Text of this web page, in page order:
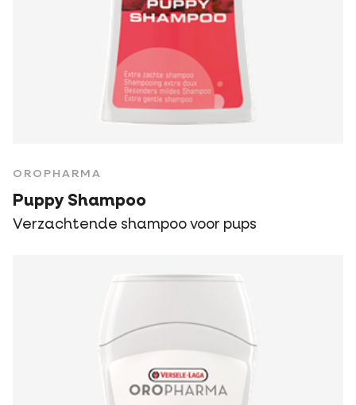
OROPHARMA
Puppy Shampoo
Verzachtende shampoo voor pups